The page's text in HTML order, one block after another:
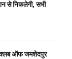
से निकलेगी, सभी
ऑफ जमशेदपुर